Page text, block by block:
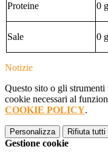
Proteine 0 g
Sale 0 g
Notizie
Questo sito o gli
cookie necessari al
COOKIE POLICY.
Personalizza Rifiuta tutti
Gestione cookie